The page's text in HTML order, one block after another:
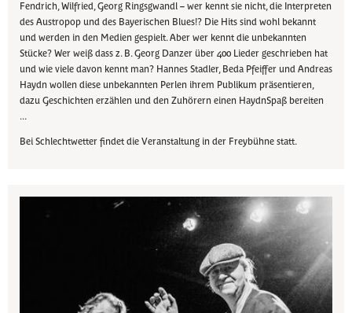
Fendrich, Wilfried, Georg Ringsgwandl – wer kennt sie nicht, die Interpreten
des Austropop und des Bayerischen Blues!? Die Hits sind wohl bekannt
und werden in den Medien gespielt. Aber wer kennt die unbekannten
Stücke? Wer weiß dass z. B. Georg Danzer über 400 Lieder geschrieben hat
und wie viele davon kennt man? Hannes Stadler, Beda Pfeiffer und Andreas
Haydn wollen diese unbekannten Perlen ihrem Publikum präsentieren,
dazu Geschichten erzählen und den Zuhörern einen HaydnSpaß bereiten
...
Bei Schlechtwetter findet die Veranstaltung in der Freybühne statt.